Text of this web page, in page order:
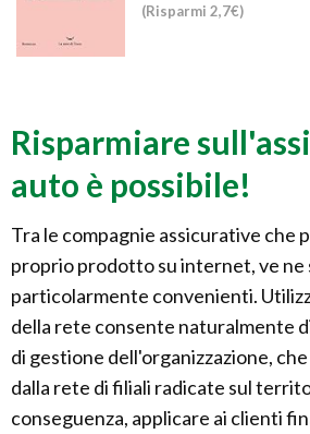
(Risparmi 2,7€)
Risparmiare
auto è possibile!
Tra le compagnie assicurative che
proprio prodotto su internet, ve ne
particolarmente convenienti.
della rete consente naturalmente
di gestione dell'organizzazione, che
dalla rete di filiali radicate sul
conseguenza, applicare ai clienti